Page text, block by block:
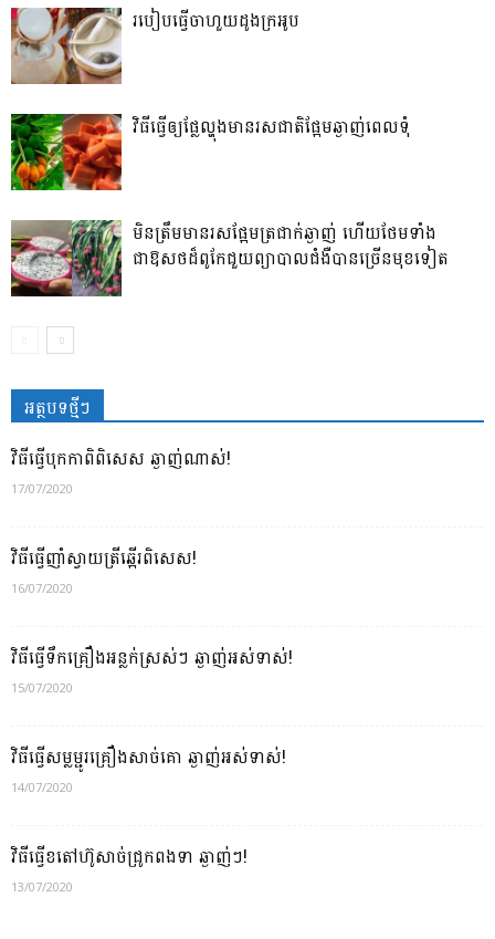
របៀបធ្វើចាហួយដូងក្រអូប
វិធី​ធ្វើ​ឲ្យ​ផ្លែ​ល្ហុង​មាន​រសជាតិ​ផ្អែម​ឆ្ងាញ់ពេលទុំ
មិនត្រឹមមានរសផ្អែមត្រជាក់ឆ្ងាញ់ ហើយថែមទាំង
ជាឱសថដ៏ពូកែជួយព្យាបាលជំងឺបានច្រើនមុខទៀត
អត្ថបទថ្មីៗ
វិធីធ្វើបុកកាពិពិសេស ឆ្ងាញ់ណាស់!
17/07/2020
វិធីធ្វើញាំស្វាយត្រីឆ្អើរពិសេស!
16/07/2020
វិធីធ្វើទឹកគ្រឿងអន្លក់ស្រស់ៗ ឆ្ងាញ់អស់ទាស់!
15/07/2020
វិធីធ្វើសម្លម្ជូរគ្រឿងសាច់គោ ឆ្ងាញ់អស់ទាស់!
14/07/2020
វិធីធ្វើខតៅហ៊ូសាច់ជ្រូកពងទា ឆ្ងាញ់ៗ!
13/07/2020